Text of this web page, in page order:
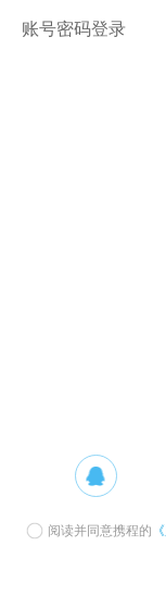
账号密码登录
阅读并同意携程的